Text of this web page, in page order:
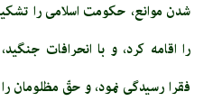
شدن موانع، حكومت اسلامى را
را اقامه کرد، و با انحرافات
فقرا رسيدگى نمود، و حقّ مظلومان